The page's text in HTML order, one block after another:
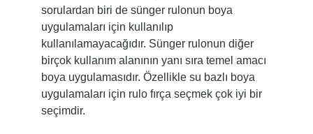
sorulardan biri de sünger rulonun boya
uygulamaları için kullanılıp
kullanılamayacağıdır. Sünger rulonun diğer
birçok kullanım alanının yanı sıra temel amacı
boya uygulamasıdır. Özellikle su bazlı boya
uygulamaları için rulo fırça seçmek çok iyi bir
seçimdir.